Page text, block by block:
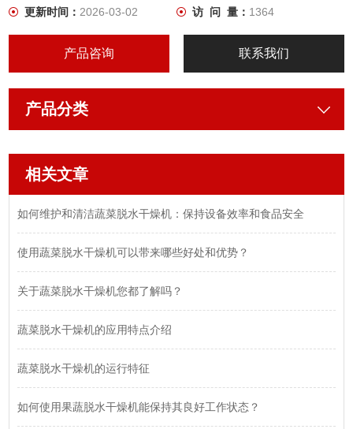
更新时间：2026-03-02 访 问 量： 1364
产品咨询 联系我们
产品分类
相关文章
如何维护和清洁蔬菜脱水干燥机：保持设备效率和食品安全
使用蔬菜脱水干燥机可以带来哪些好处和优势？
关于蔬菜脱水干燥机您都了解吗？
蔬菜脱水干燥机的应用特点介绍
蔬菜脱水干燥机的运行特征
如何使用果蔬脱水干燥机能保持其良好工作状态？